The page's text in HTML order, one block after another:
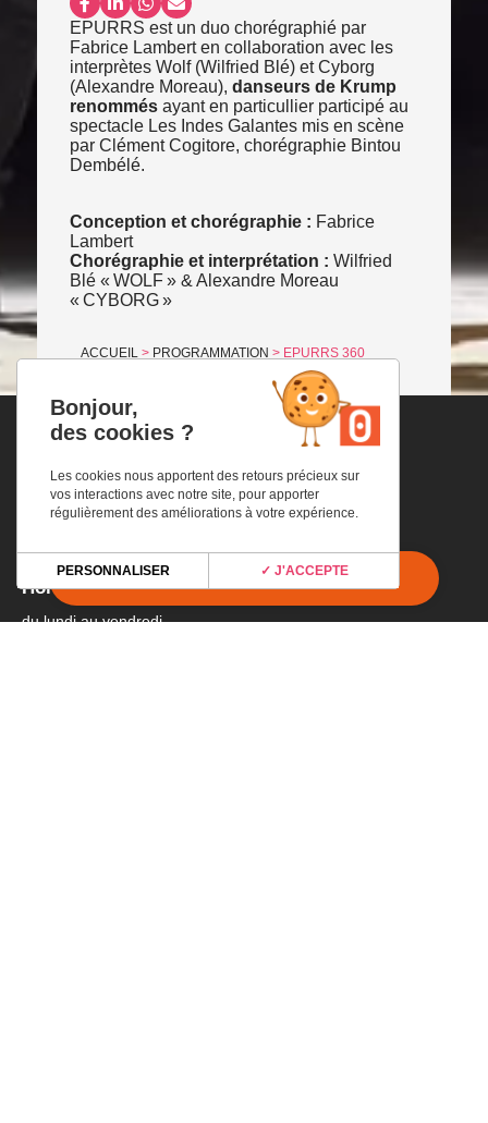
Partager sur Facebook
Partager sur LinkedIn
Partager sur WhatsApp
Partager par email
EPURRS est un duo chorégraphié par
Fabrice Lambert en collaboration avec les
interprètes Wolf (Wilfried Blé) et Cyborg
(Alexandre Moreau), danseurs de Krump
renommésayant en particullier participé au
spectacle Les Indes Galantes mis en scène
par Clément Cogitore, chorégraphie Bintou
Dembélé.
Conception et chorégraphie : Fabrice
Lambert
Chorégraphie et interprétation : Wilfried
Blé « WOLF » & Alexandre Moreau
« CYBORG »
ACCUEIL > PROGRAMMATION > EPURRS 360
Adresse
Espace Culturel ANGONIA
31220 Martres-Tolosane
Horaires
du lundi au vendredi
Bonjour,
des cookies ?
Les cookies nous apportent des retours précieux sur
vos interactions avec notre site, pour apporter
régulièrement des améliorations à votre expérience.
✓ J'ACCEPTE
PERSONNALISER